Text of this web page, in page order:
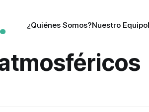
¿Quiénes Somos?Nuestro Equipo